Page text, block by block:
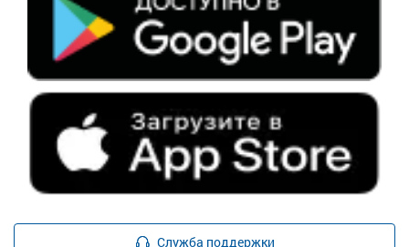
Служба поддержки